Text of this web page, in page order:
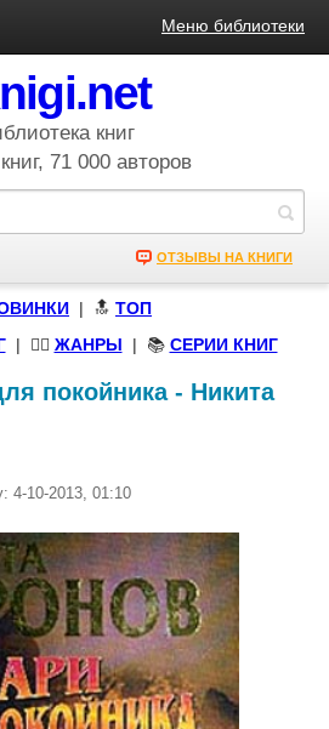
Меню библиотеки
книг
71 000 авторов
ОТЗЫВЫ НА КНИГИ
| 🔝 ТОП
| 🧝‍♀️ ЖАНРЫ | 📚 СЕРИИ КНИГ
покойника- Никита
4-10-2013, 01:10